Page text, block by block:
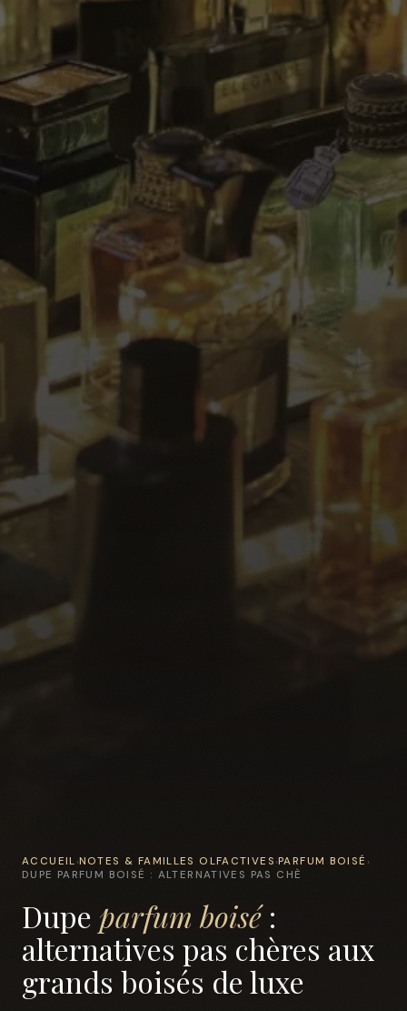
ACCUEIL ›NOTES & FAMILLES OLFACTIVES ›PARFUM BOISÉ ›
DUPE PARFUM BOISÉ : ALTERNATIVES PAS CHÈ
Dupe parfum boisé:
alternatives pas chères aux
grands boisés de luxe